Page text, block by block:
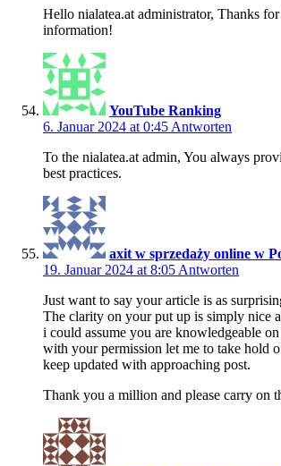
Hello nialatea.at administrator, Thanks
information!
YouTube Ranking
6. Januar 2024 at 0:45 Antworten
To the nialatea.at admin, You always
best practices.
axit w sprzedaży online w
19. Januar 2024 at 8:05 Antworten
Just want to say your article is as
The clarity on your put up is simply nice
i could assume you are knowledgeable
with your permission let me to take hold
keep updated with approaching post.
Thank you a million and please carry on